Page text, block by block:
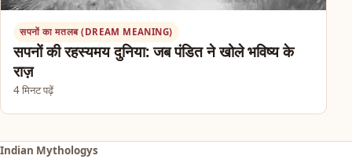
सपनों का मतलब (DREAM MEANING)
सपनों की रहस्यमय दुनिया: जब पंडित ने खोले भविष्य के
राज़
4 मिनट पढ़ें
Indian Mythologys